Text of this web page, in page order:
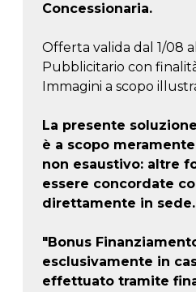
Concessionaria.
Offerta valida dal 1/08
Pubblicitario con
Immagini a scopo
La presente
è a scopo
non esaustivo: altre
essere concordate
direttamente in sede.
"Bonus
esclusivamente in
effettuato tramite